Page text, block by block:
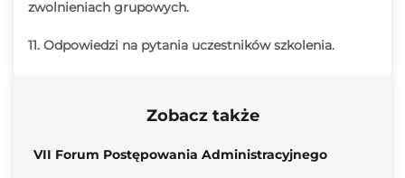
zwolnieniach grupowych.
11. Odpowiedzi na pytania uczestników szkolenia.
Zobacz także
VII Forum Postępowania Administracyjnego